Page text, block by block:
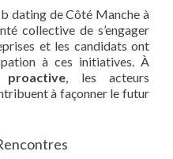
dating de Côté Manche à
collective de s’engager
et les candidats ont
à ces initiatives. À
proactive, les acteurs
à façonner le futur